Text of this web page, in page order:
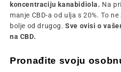
koncentraciju kanabidiola. Na
manje CBD-a od ulja s 20%. To
bolje od drugog. Sve ovisi o
na CBD.
Pronađite svoju